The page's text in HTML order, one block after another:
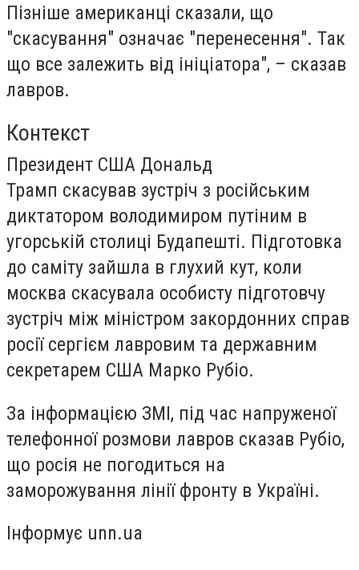
Пізніше американці сказали, що
"скасування" означає "перенесення". Так
що все залежить від ініціатора", – сказав
лавров.
Контекст
Президент США Дональд
Трамп скасував зустріч з російським
диктатором володимиром путіним в
угорській столиці Будапешті. Підготовка
до саміту зайшла в глухий кут, коли
москва скасувала особисту підготовчу
зустріч між міністром закордонних справ
росії сергієм лавровим та державним
секретарем США Марко Рубіо.
За інформацією ЗМІ, під час напруженої
телефонної розмови лавров сказав Рубіо,
що росія не погодиться на
заморожування лінії фронту в Україні.
Інформує unn.ua